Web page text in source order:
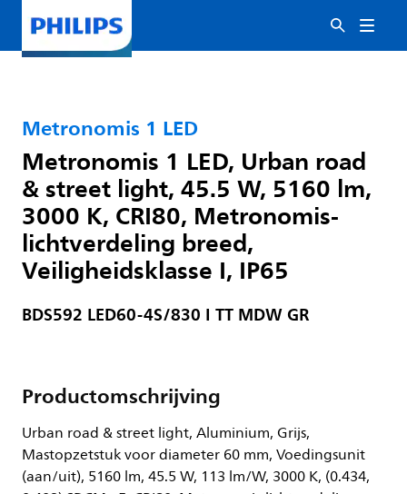
Metronomis 1 LED
Metronomis 1 LED, Urban road
& street light, 45.5 W, 5160 lm,
3000 K, CRI80, Metronomis-
lichtverdeling breed,
Veiligheidsklasse I, IP65
BDS592 LED60-4S/830 I TT MDW GR
Productomschrijving
Urban road & street light, Aluminium, Grijs,
Mastopzetstuk voor diameter 60 mm, Voedingsunit
(aan/uit), 5160 lm, 45.5 W, 113 lm/W, 3000 K, (0.434,